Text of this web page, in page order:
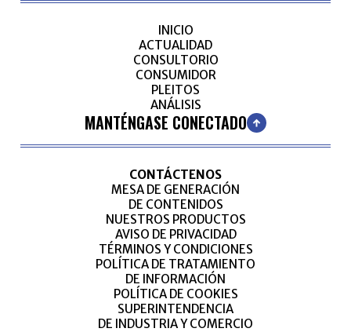
INICIO
ACTUALIDAD
CONSULTORIO
CONSUMIDOR
PLEITOS
ANÁLISIS
MANTÉNGASE CONECTADO
CONTÁCTENOS
MESA DE GENERACIÓN
DE CONTENIDOS
NUESTROS PRODUCTOS
AVISO DE PRIVACIDAD
TÉRMINOS Y CONDICIONES
POLÍTICA DE TRATAMIENTO
DE INFORMACIÓN
POLÍTICA DE COOKIES
SUPERINTENDENCIA
DE INDUSTRIA Y COMERCIO